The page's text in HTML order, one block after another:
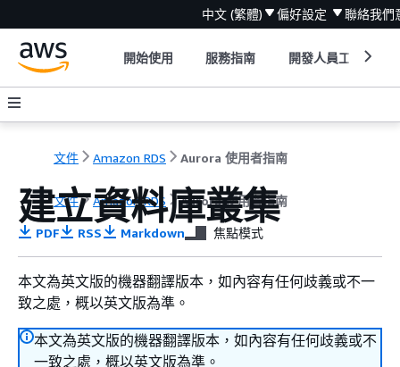
中文 (繁體) 偏好設定 聯絡我們
開始使用 服務指南 開發人員工具
文件 Amazon RDS Aurora 使用者指南
文件 Amazon RDS Aurora 使用者指南
建立資料庫叢集
PDF RSS Markdown 焦點模式
本文為英文版的機器翻譯版本，如內容有任何歧義或不一
致之處，概以英文版為準。
本文為英文版的機器翻譯版本，如內容有任何歧義或不
一致之處，概以英文版為準。